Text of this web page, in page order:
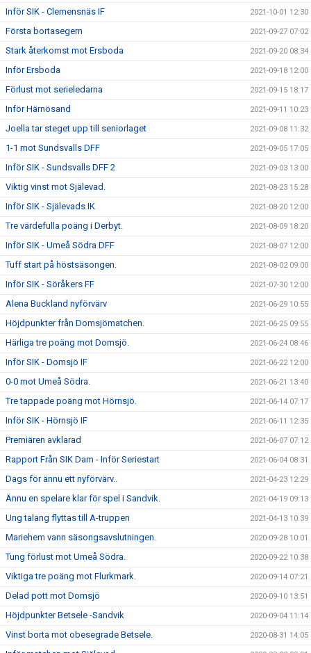
Inför SIK - Clemensnäs IF 2021-10-01 12:30
Första bortasegern 2021-09-27 07:02
Stark återkomst mot Ersboda 2021-09-20 08:34
Inför Ersboda 2021-09-18 12:00
Förlust mot serieledarna 2021-09-15 18:17
Inför Härnösand 2021-09-11 10:23
Joella tar steget upp till seniorlaget 2021-09-08 11:32
1-1 mot Sundsvalls DFF 2021-09-05 17:05
Inför SIK - Sundsvalls DFF 2 2021-09-03 13:00
Viktig vinst mot Själevad. 2021-08-23 15:28
Inför SIK - Själevads IK 2021-08-20 12:00
Tre värdefulla poäng i Derbyt. 2021-08-09 18:20
Inför SIK - Umeå Södra DFF 2021-08-07 12:00
Tuff start på höstsäsongen. 2021-08-02 09:00
Inför SIK - Söråkers FF 2021-07-30 12:00
Alena Buckland nyförvärv 2021-06-29 10:55
Höjdpunkter från Domsjömatchen. 2021-06-25 09:55
Härliga tre poäng mot Domsjö. 2021-06-24 08:46
Inför SIK - Domsjö IF 2021-06-22 12:00
0-0 mot Umeå Södra. 2021-06-21 13:40
Tre tappade poäng mot Hörnsjö. 2021-06-14 07:17
Inför SIK - Hörnsjö IF 2021-06-11 12:35
Premiären avklarad 2021-06-07 07:12
Rapport Från SIK Dam - Inför Seriestart 2021-06-04 08:31
Dags för ännu ett nyförvärv.. 2021-04-23 12:29
Ännu en spelare klar för spel i Sandvik. 2021-04-19 09:13
Ung talang flyttas till A-truppen 2021-04-13 10:39
Mariehem vann säsongsavslutningen. 2020-09-28 10:01
Tung förlust mot Umeå Södra. 2020-09-22 10:38
Viktiga tre poäng mot Flurkmark. 2020-09-14 07:21
Delad pott mot Domsjö 2020-09-10 13:51
Höjdpunkter Betsele -Sandvik 2020-09-04 11:14
Vinst borta mot obesegrade Betsele. 2020-08-31 14:05